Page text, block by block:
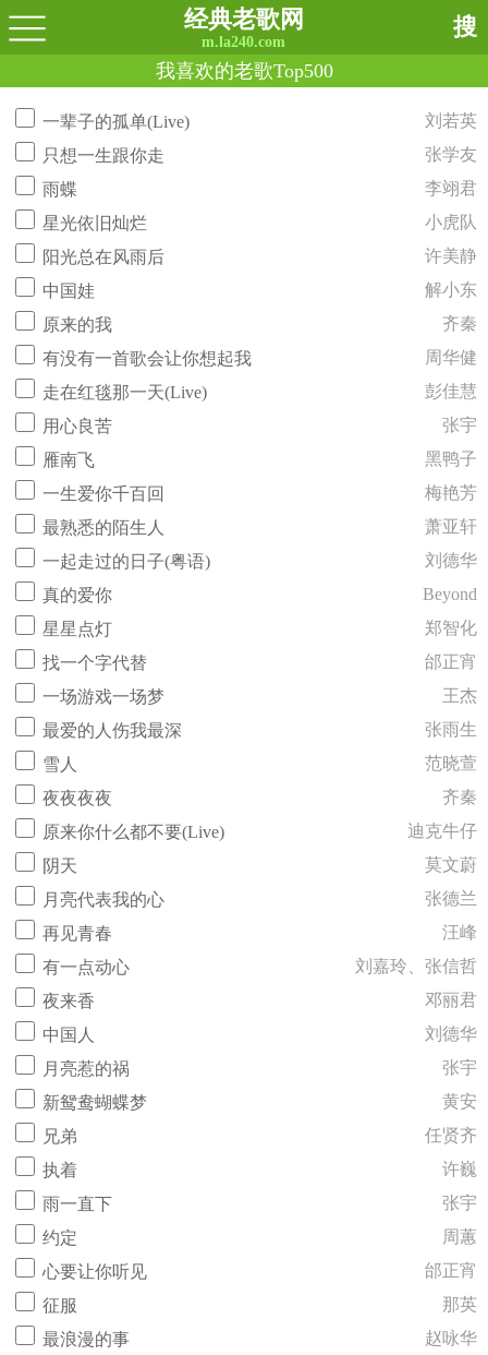
经典老歌网
m.la240.com
搜
我喜欢的老歌Top500
一辈子的孤单(Live)
刘若英
只想一生跟你走
张学友
雨蝶
李翊君
星光依旧灿烂
小虎队
阳光总在风雨后
许美静
中国娃
解小东
原来的我
齐秦
有没有一首歌会让你想起我
周华健
走在红毯那一天(Live)
彭佳慧
用心良苦
张宇
雁南飞
黑鸭子
一生爱你千百回
梅艳芳
最熟悉的陌生人
萧亚轩
一起走过的日子(粤语)
刘德华
真的爱你
Beyond
星星点灯
郑智化
找一个字代替
邰正宵
一场游戏一场梦
王杰
最爱的人伤我最深
张雨生
雪人
范晓萱
夜夜夜夜
齐秦
原来你什么都不要(Live)
迪克牛仔
阴天
莫文蔚
月亮代表我的心
张德兰
再见青春
汪峰
有一点动心
刘嘉玲、张信哲
夜来香
邓丽君
中国人
刘德华
月亮惹的祸
张宇
新鸳鸯蝴蝶梦
黄安
兄弟
任贤齐
执着
许巍
雨一直下
张宇
约定
周蕙
心要让你听见
邰正宵
征服
那英
最浪漫的事
赵咏华